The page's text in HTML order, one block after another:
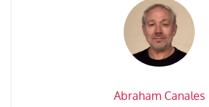
Abraham Canales